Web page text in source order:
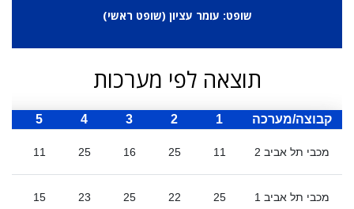
שופט: עומר עציון (שופט ראשי)
תוצאה לפי מערכות
קבוצה/מערכה 1
2
3
4
5
מכבי תל אביב 2 11
25
16
25
11
מכבי תל אביב 1 25
22
25
23
15